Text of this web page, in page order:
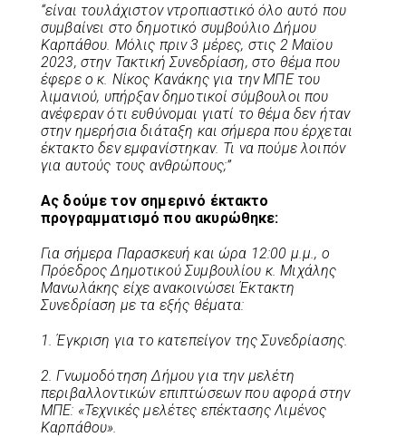
“είναι τουλάχιστον ντροπιαστικό όλο αυτό που
συμβαίνει στο δημοτικό συμβούλιο Δήμου
Καρπάθου. Μόλις πριν 3 μέρες, στις 2 Μαϊου
2023, στην Τακτική Συνεδρίαση, στο θέμα που
έφερε ο κ. Νίκος Κανάκης για την ΜΠΕ του
λιμανιού, υπήρξαν δημοτικοί σύμβουλοι που
ανέφεραν ότι ευθύνομαι γιατί το θέμα δεν ήταν
στην ημερήσια διάταξη και σήμερα που έρχεται
έκτακτο δεν εμφανίστηκαν. Τι να πούμε λοιπόν
για αυτούς τους ανθρώπους;”
Ας δούμε τον σημερινό έκτακτο
προγραμματισμό που ακυρώθηκε:
Για σήμερα Παρασκευή και ώρα 12:00 μ.μ., ο
Πρόεδρος Δημοτικού Συμβουλίου κ. Μιχάλης
Μανωλάκης είχε ανακοινώσει Έκτακτη
Συνεδρίαση με τα εξής θέματα:
1. Έγκριση για το κατεπείγον της Συνεδρίασης.
2. Γνωμοδότηση Δήμου για την μελέτη
περιβαλλοντικών επιπτώσεων που αφορά στην
ΜΠΕ: «Τεχνικές μελέτες επέκτασης Λιμένος
Καρπάθου».